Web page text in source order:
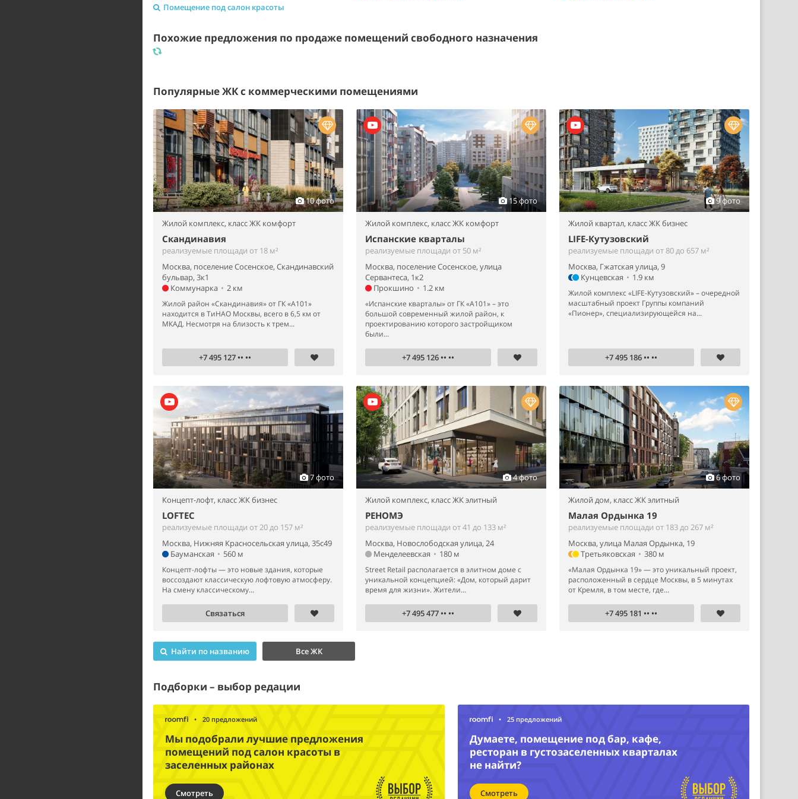
Помещение под салон красоты
Похожие предложения по продаже помещений свободного назначения
Популярные ЖК с коммерческими помещениями
10 фото
Жилой комплекс, класс ЖК комфорт
Скандинавия
реализуемые площади от 18 м²
Москва, поселение Сосенское, Скандинавский
бульвар, 3к1
Коммунарка • 2 км
Жилой район «Скандинавия» от ГК «А101»
находится в ТиНАО Москвы, всего в 6,5 км от
МКАД. Несмотря на близость к трем...
+7 495 127 •• ••
15 фото
Жилой комплекс, класс ЖК комфорт
Испанские кварталы
реализуемые площади от 50 м²
Москва, поселение Сосенское, улица
Сервантеса, 1к2
Прокшино • 1.2 км
«Испанские кварталы» от ГК «А101» – это
большой современный жилой район, к
проектированию которого застройщиком
были...
+7 495 126 •• ••
9 фото
Жилой квартал, класс ЖК бизнес
LIFE-Кутузовский
реализуемые площади от 80 до 657 м²
Москва, Гжатская улица, 9
Кунцевская • 1.9 км
Жилой комплекс «LIFE-Кутузовский» – очередной
масштабный проект Группы компаний
«Пионер», специализирующейся на...
+7 495 186 •• ••
7 фото
Концепт-лофт, класс ЖК бизнес
LOFTEC
реализуемые площади от 20 до 157 м²
Москва, Нижняя Красносельская улица, 35с49
Бауманская • 560 м
Концепт-лофты — это новые здания, которые
воссоздают классическую лофтовую атмосферу.
На смену классическому...
Связаться
4 фото
Жилой комплекс, класс ЖК элитный
РЕНОМЭ
реализуемые площади от 41 до 133 м²
Москва, Новослободская улица, 24
Менделеевская • 180 м
Street Retail располагается в элитном доме с
уникальной концепцией: «Дом, который дарит
время для жизни». Жители...
+7 495 477 •• ••
6 фото
Жилой дом, класс ЖК элитный
Малая Ордынка 19
реализуемые площади от 183 до 267 м²
Москва, улица Малая Ордынка, 19
Третьяковская • 380 м
«Малая Ордынка 19» — это уникальный проект,
расположенный в сердце Москвы, в 5 минутах
от Кремля, в том месте, где...
+7 495 181 •• ••
Найти по названию Все ЖК
Подборки – выбор редации
• 20 предложений
Мы подобрали лучшие предложения
помещений под салон красоты в
заселенных районах
Смотреть
• 25 предложений
Думаете, помещение под бар, кафе,
ресторан в густозаселенных кварталах
не найти?
Смотреть